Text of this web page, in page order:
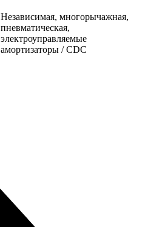
Независимая, многорычажная,
пневматическая,
электроуправляемые
амортизаторы / CDC